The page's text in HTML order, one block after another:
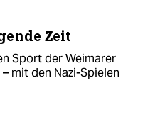
Zeit
Sport der Weimarer
mit den Nazi-Spielen